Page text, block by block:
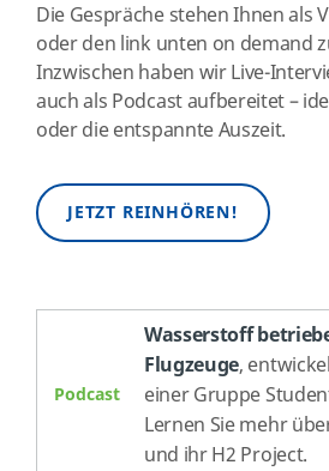
Die Gespräche stehen Ihnen als
oder den link unten on demand
Inzwischen haben wir Live-
auch als Podcast aufbereitet –
oder die entspannte Auszeit.
JETZT REINHÖREN!
Podcast
Wasserstoff
Flugzeuge,
einer Gruppe
Lernen Sie mehr
und ihr H2 Project.